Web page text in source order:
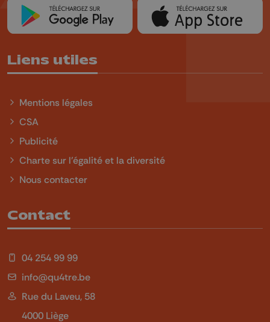
Liens utiles
Mentions légales
CSA
Publicité
Charte sur l'égalité et la diversité
Nous contacter
Contact
04 254 99 99
info@qu4tre.be
Rue du Laveu, 58
4000 Liège